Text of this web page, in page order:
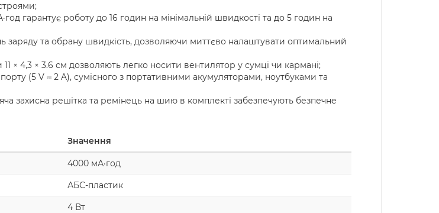
гарантує роботу до 16 годин на мінімальній швидкості та до 5 годин на
заряду та обрану швидкість, дозволяючи миттєво налаштувати оптимальний
11 × 4,3 × 3.6 см дозволяють легко носити вентилятор у сумці чи кармані;
(5 V ⎓ 2 A), сумісного з портативними акумуляторами, ноутбуками та
захисна решітка та ремінець на шию в комплекті забезпечують безпечне
Значення
4000 мА·год
АБС-пластик
4 Вт